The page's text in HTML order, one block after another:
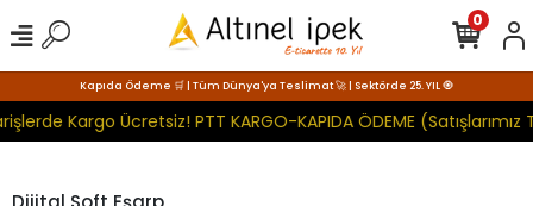
Kapıda Ödeme 🛒 | Tüm Dünya'ya Teslimat 🚀 | Sektörde 25. YIL 🧿
Kargo Ücretsiz! PTT KARGO-KAPIDA ÖDEME (Satışlarımız
0